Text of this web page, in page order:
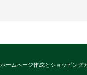
ホームページ作成とショッピング